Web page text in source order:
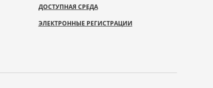
ДОСТУПНАЯ СРЕДА
ЭЛЕКТРОННЫЕ РЕГИСТРАЦИИ